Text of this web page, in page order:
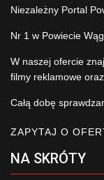
Niezależny Portal
Nr 1 w Powiecie
W naszej ofercie
filmy reklamowe
Całą dobę
ZAPYTAJ O
NA SKRÓTY